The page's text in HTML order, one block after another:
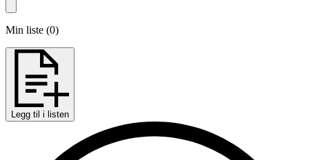
Min liste (0)
Legg til i listen